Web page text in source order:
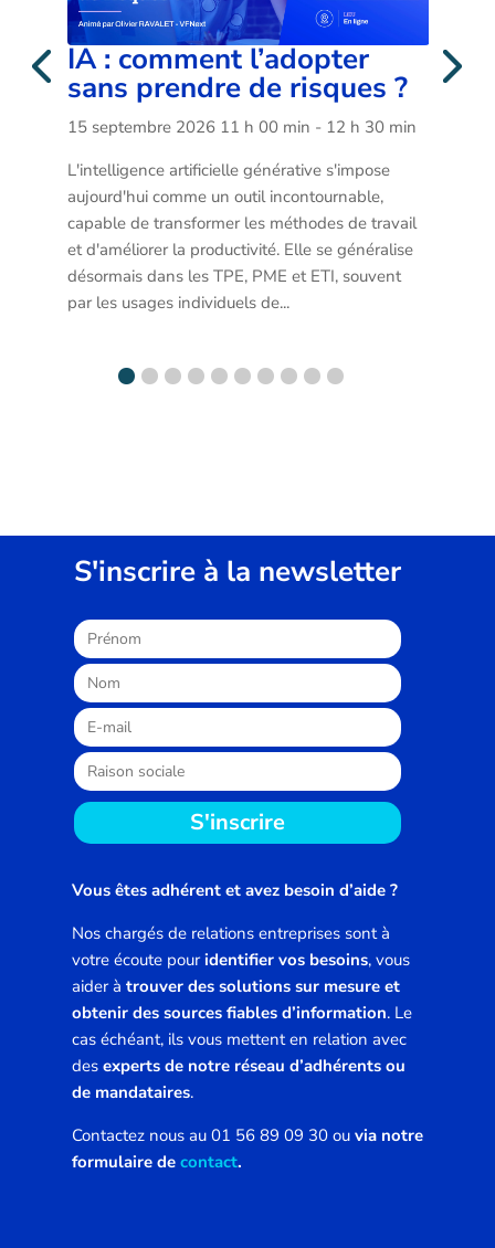
Afterwork
17 septembre 202619 h 00 min- 22 h 00 min
L’équipe des Entrepreneurs Paris se réjouit de
vous accueillir dans une atmosphère conviviale
et chaleureuse.
Vous êtes adhérent et avez besoin d’aide ?
Nos chargés de relations entreprises sont à
aider àtrouver des solutions sur mesure et
cas échéant, ils vous mettent en relation avec
desexperts de notre réseau d’adhérents ou
de mandataires.
Contactez nous au 01 56 89 09 30 ouvia notre
formulaire decontact.